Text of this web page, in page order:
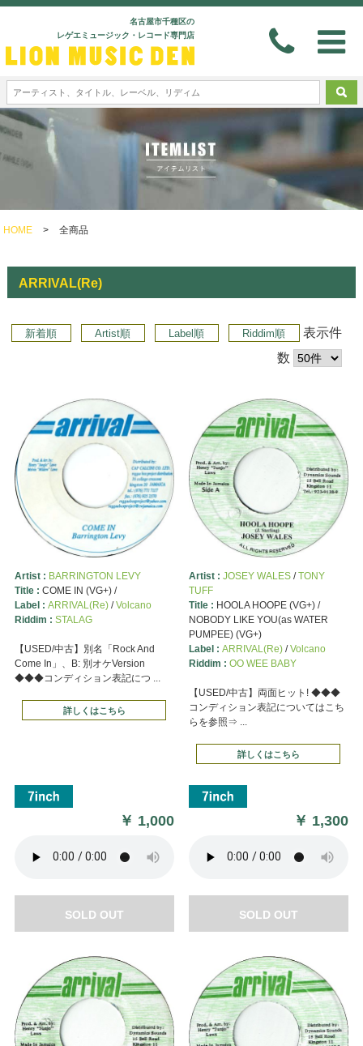
名古屋市千種区の
レゲエミュージック・レコード専門店
HOME > 全商品
ARRIVAL(Re)
新着順 Artist順 Label順 Riddim順
表示件
数
Artist : BARRINGTON LEVY
Title : COME IN (VG+) /
Label : ARRIVAL(Re)/Volcano
Riddim : STALAG
【USED/中古】別名「Rock And
Come In」、B: 別オケVersion
◆◆◆コンディション表記につ ...
詳しくはこちら
￥ 1,000
SOLD OUT
Artist : JOSEY WALES/TONY
TUFF
Title : HOOLA HOOPE (VG+) /
NOBODY LIKE YOU(as WATER
PUMPEE) (VG+)
Label : ARRIVAL(Re)/Volcano
Riddim : OO WEE BABY
【USED/中古】両面ヒット! ◆◆◆
コンディション表記についてはこち
らを参照⇒ ...
詳しくはこちら
￥ 1,300
SOLD OUT